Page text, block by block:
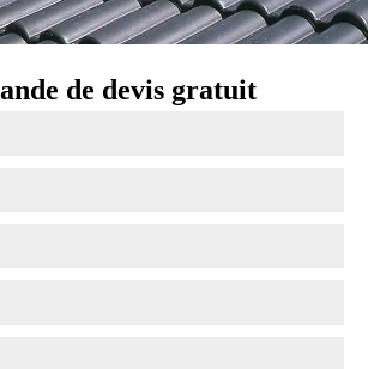
de devis gratuit